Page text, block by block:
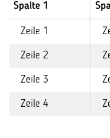
Spalte 1
Zeile 1
Zeile 2
Zeile 3
Zeile 4